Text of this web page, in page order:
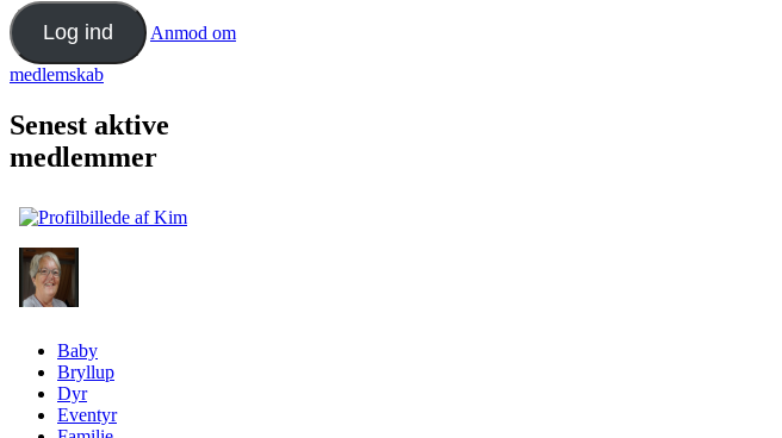
Anmod om
medlemskab
Senest aktive
medlemmer
Baby
Bryllup
Dyr
Eventyr